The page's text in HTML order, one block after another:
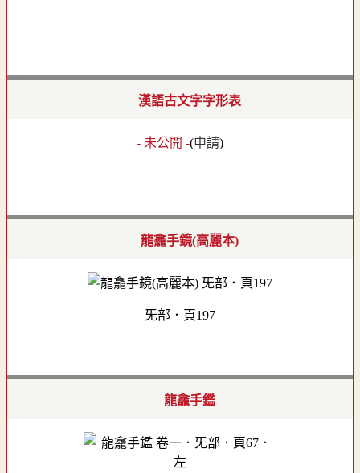
漢語古文字字形表
- 未公開 -(申請)
龍龕手鏡(高麗本)
旡部．頁197
龍龕手鑑